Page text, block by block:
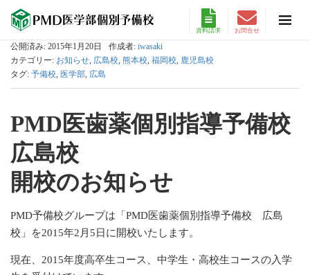
お問合せ
資料請求
公開済み: 2015年1月20日 作成者: iwasaki
カテゴリー: お知らせ, 広島校, 熊本校, 福岡校, 鹿児島校
タグ: 予備校, 医学部, 広島
PMD医歯薬個別指導予備校
広島校
開校のお知らせ
PMD予備校グループは 「PMD医歯薬個別指導予備校 広島
校」を2015年2月5日に開校いたします。
現在、2015年度高卒生コース、中学生・高校生コースの入学